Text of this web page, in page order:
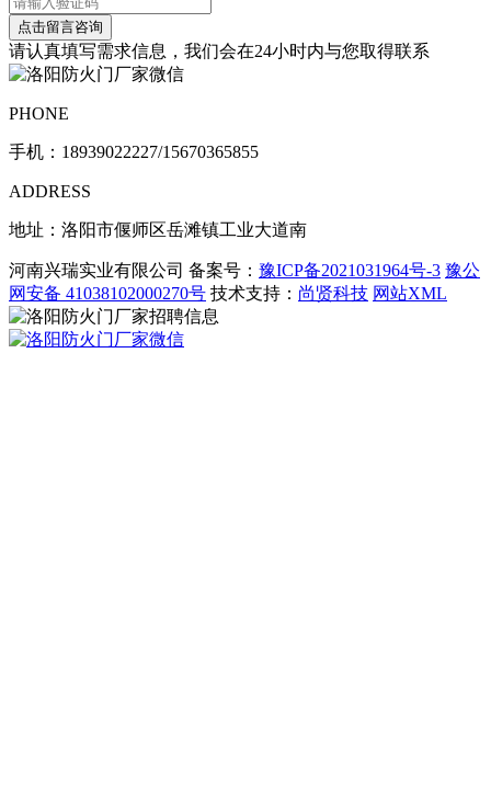
请认真填写需求信息，我们会在24小时内与您取得联系
PHONE
手机： 18939022227/15670365855
ADDRESS
地址：洛阳市偃师区岳滩镇工业大道南
河南兴瑞实业有限公司 备案号： 豫ICP备2021031964号-3 豫公
网安备 41038102000270号 技术支持： 尚贤科技 网站XML